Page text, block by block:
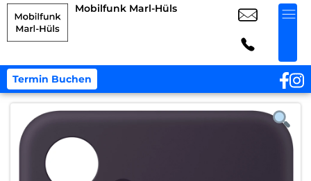
Mobilfunk Marl-Hüls
Termin Buchen